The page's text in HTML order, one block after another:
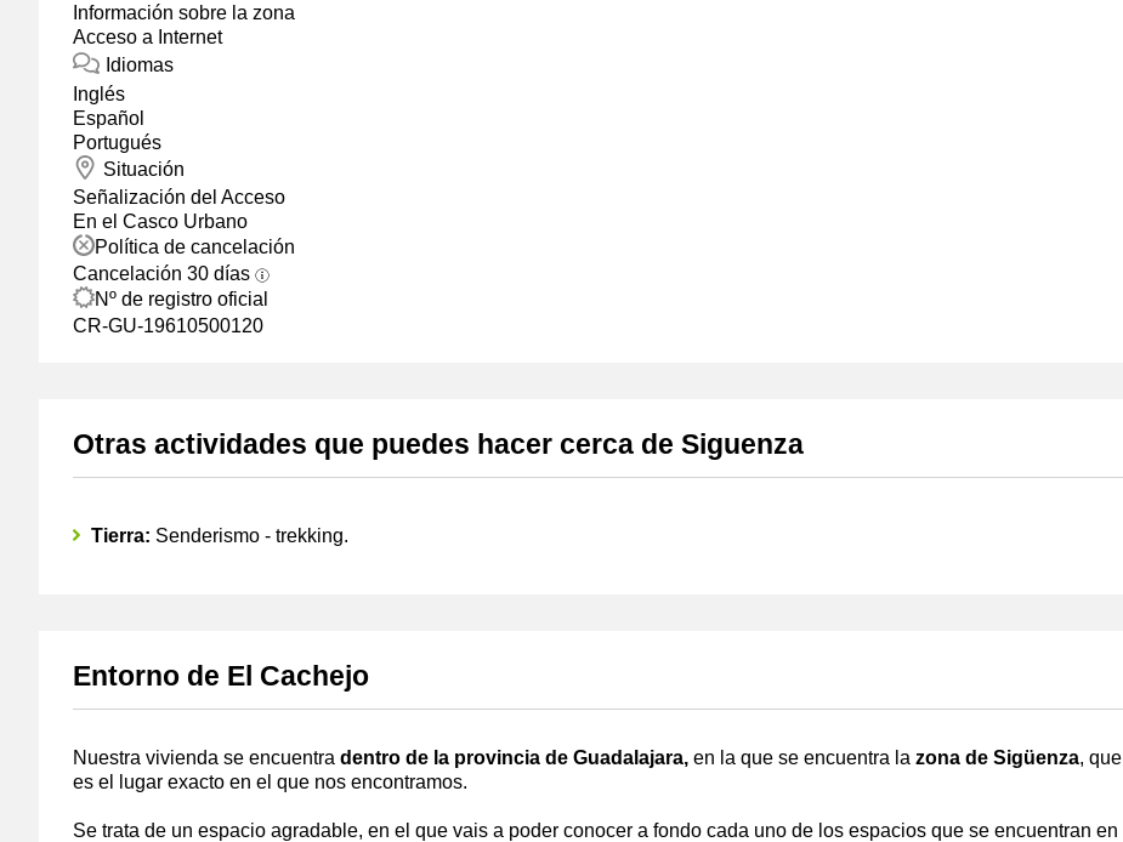
Información sobre la zona
Acceso a Internet
Idiomas
Inglés
Español
Portugués
Situación
Señalización del Acceso
En el Casco Urbano
Política de cancelación
Cancelación 30 días
Nº de registro oficial
CR-GU-19610500120
Otras actividades que puedes hacer cerca de Siguenza
Tierra: Senderismo - trekking.
Entorno de El Cachejo
Nuestra vivienda se encuentra dentro de la provincia de Guadalajara, en la que se encuentra la zona de Sigüenza, que
es el lugar exacto en el que nos encontramos.
Se trata de un espacio agradable, en el que vais a poder conocer a fondo cada uno de los espacios que se encuentran en